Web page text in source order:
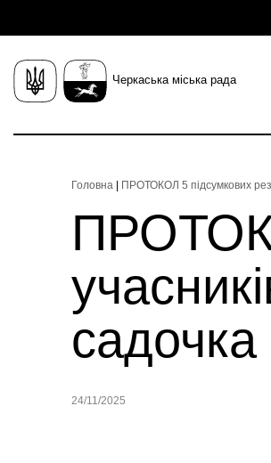
Черкаська міська рада
Головна ПРОТОКОЛ 5 підсумкових
24/11/2025